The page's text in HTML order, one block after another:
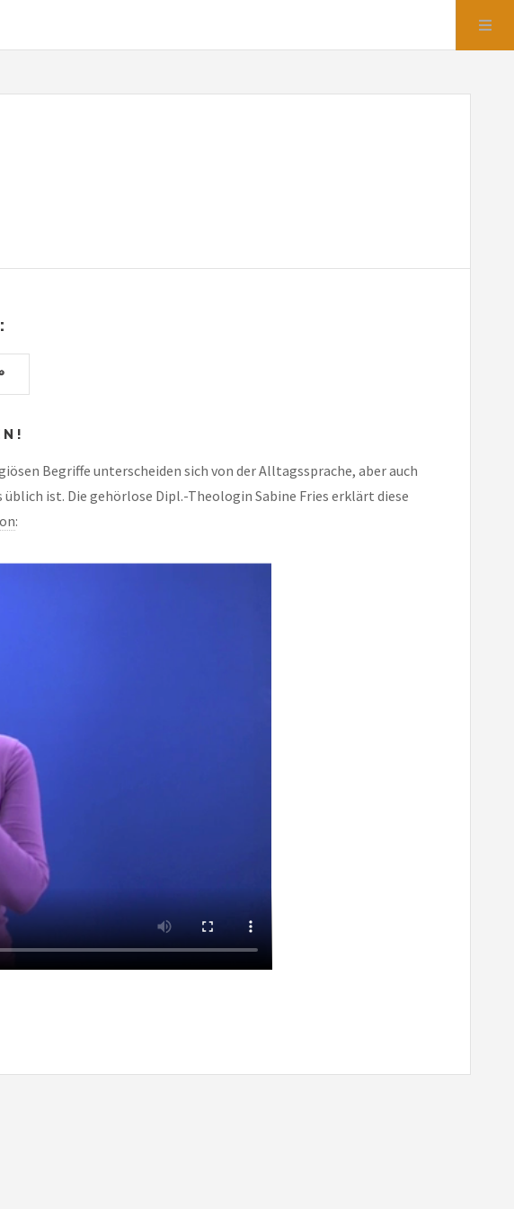
Begriffe unterscheiden sich von der Alltagssprache, aber auch
üblich ist. Die gehörlose Dipl.-Theologin Sabine Fries erklärt diese
: